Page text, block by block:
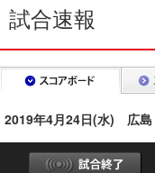
試合速報
2019年4月24日(水) 広